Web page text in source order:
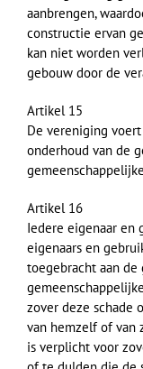
aanbrengen,
constructie ervan
kan niet worden
gebouw door de
Artikel 15
De vereniging
onderhoud van de
Artikel 16
Iedere eigenaar en
eigenaars en
toegebracht aan
zover deze schade
van hemzelf of van
is verplicht voor